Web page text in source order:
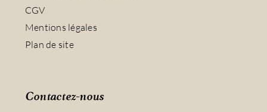
CGV
Mentions légales
Plan de site
Contactez-nous